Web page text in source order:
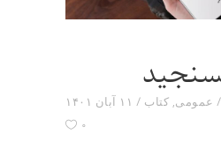
۱۱ آبان ۱۴۰۱ عمومی, کتاب
۰